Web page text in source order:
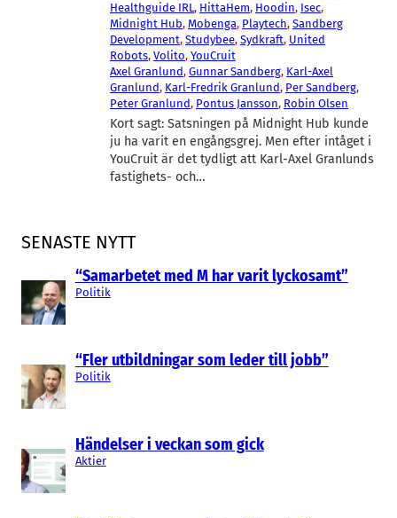
SENASTE NYTT
“Samarbetet med M har varit lyckosamt”
Politik
“Fler utbildningar som leder till jobb”
Politik
Händelser i veckan som gick
Aktier
Healthguide IRL, HittaHem, Hoodin, Isec
Midnight Hub, Mobenga, Playtech, Sandberg
Development, Studybee, Sydkraft, United
Robots, Volito, YouCruit
Axel Granlund, Gunnar Sandberg, Karl-Axel
Granlund, Karl-Fredrik Granlund, Per Sandberg
Peter Granlund, Pontus Jansson, Robin Olsen
Kort sagt: Satsningen på Midnight Hub kunde
ju ha varit en engångsgrej. Men efter intåget i
YouCruit är det tydligt att Karl-Axel Granlunds
fastighets- och…